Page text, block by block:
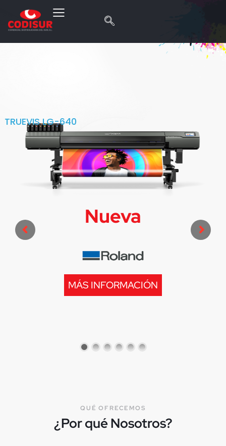
Nueva
TRUEVIS LG-640
MÁS INFORMACIÓN
QUÉ OFRECEMOS
¿Por qué Nosotros?